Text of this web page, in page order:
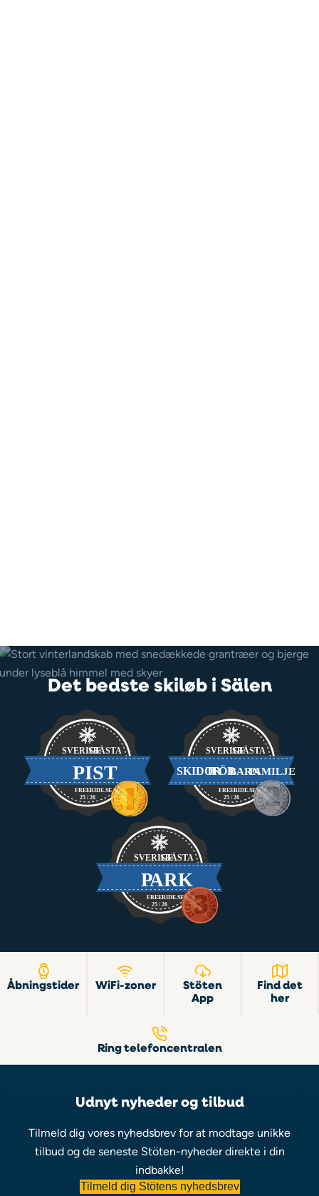
Det bedste skiløb i Sälen
Åbningstider WiFi-zoner
Stöten
App
Find det
her
Ring telefoncentralen
Udnyt nyheder og tilbud
Tilmeld dig vores nyhedsbrev for at modtage unikke
tilbud og de seneste Stöten-nyheder direkte i din
indbakke!
Tilmeld dig Stötens nyhedsbrev